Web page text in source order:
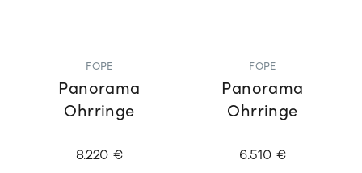
FOPE
Panorama
Ohrringe
8.220 €
FOPE
Panorama
Ohrringe
6.510 €